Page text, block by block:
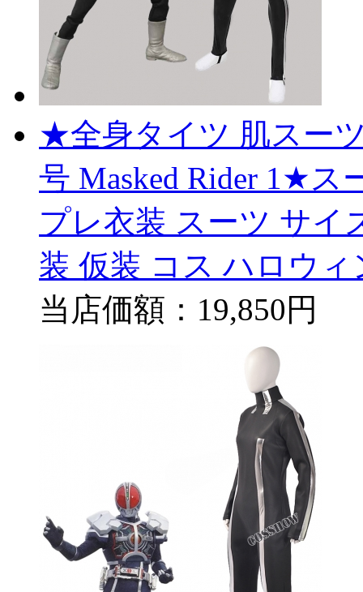
★全身タイツ 肌スー
号 Masked Rider 1★ス
プレ衣装 スーツ サイ
装 仮装 コス ハロウィ
当店価額： 19,850円